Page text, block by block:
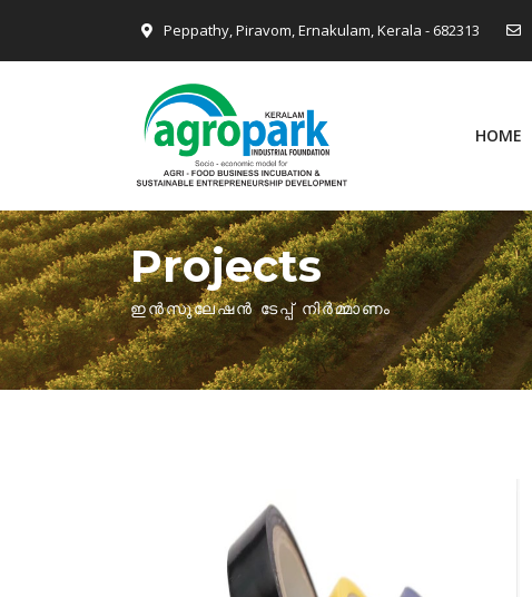
Peppathy, Piravom, Ernakulam, Kerala - 682313
HOME
Projects
ഇൻസുലേഷൻ ടേപ്പ് നിർമ്മാണം